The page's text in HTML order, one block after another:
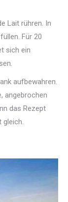
Lait rühren. In
Für 20
sich ein
aufbewahren.
angebrochen
das Rezept
gleich.